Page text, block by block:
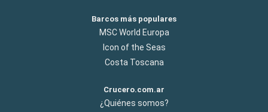
Barcos más populares
MSC World Europa
Icon of the Seas
Costa Toscana
Crucero.com.ar
¿Quiénes somos?